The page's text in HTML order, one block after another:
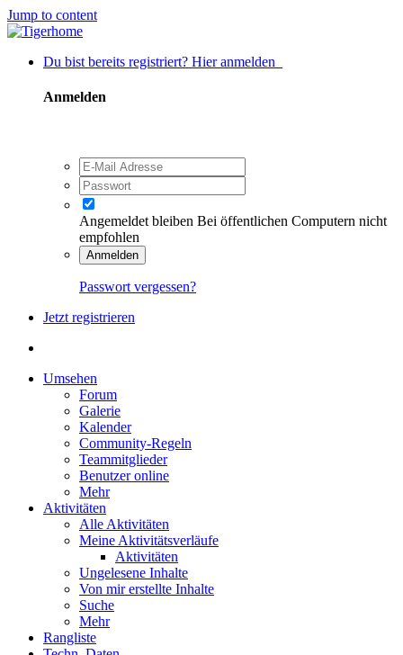
Jump to content
Du bist bereits registriert? Hier anmelden
Anmelden
Angemeldet bleiben Bei öffentlichen Computern nicht
empfohlen
Anmelden
Passwort vergessen?
Jetzt registrieren
Umsehen
Forum
Galerie
Kalender
Community-Regeln
Teammitglieder
Benutzer online
Mehr
Aktivitäten
Alle Aktivitäten
Meine Aktivitätsverläufe
Aktivitäten
Ungelesene Inhalte
Von mir erstellte Inhalte
Suche
Mehr
Rangliste